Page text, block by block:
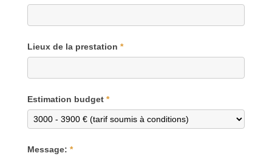
Lieux de la prestation *
Estimation budget *
Message: *